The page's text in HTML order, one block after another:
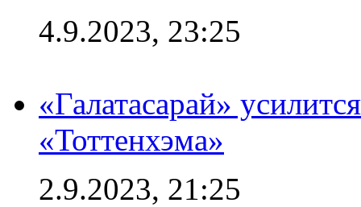
4.9.2023, 23:25
«Галатасарай»
«Тоттенхэма»
2.9.2023, 21:25